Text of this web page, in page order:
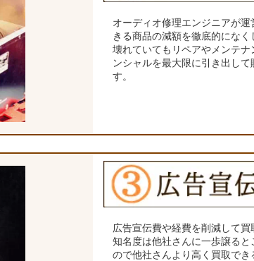
オーディオ修理エンジニアが
きる商品の減額を徹底的になく
壊れていてもリペアやメンテ
ンシャルを最大限に引き出し
す。
広告宣伝費や経費を削減して買
知名度は他社さんに一歩譲る
ので他社さんより高く買取でき